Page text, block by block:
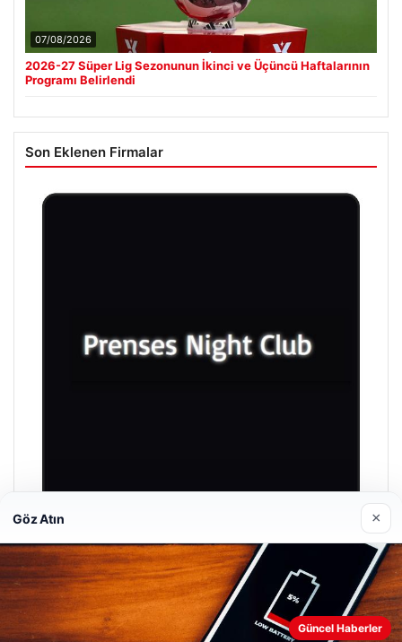
07/08/2026
2026-27 Süper Lig Sezonunun İkinci ve Üçüncü Haftalarının
Programı Belirlendi
Son Eklenen Firmalar
Prenses Night Club
29/04/2026
Göz Atın ×
Güncel Haberler